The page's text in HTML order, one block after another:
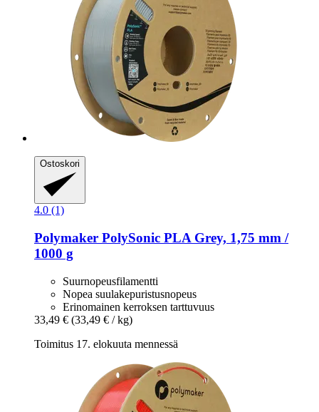
Ostoskori
4.0 (1)
Polymaker PolySonic PLA Grey, 1,75 mm /
1000 g
Suurnopeusfilamentti
Nopea suulakepuristusnopeus
Erinomainen kerroksen tarttuvuus
33,49 € (33,49 € / kg)
Toimitus 17. elokuuta mennessä